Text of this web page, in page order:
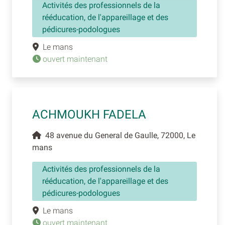
Activités des professionnels de la
rééducation, de l'appareillage et des
pédicures-podologues
Le mans
ouvert maintenant
ACHMOUKH FADELA
48 avenue du General de Gaulle, 72000, Le
mans
Activités des professionnels de la
rééducation, de l'appareillage et des
pédicures-podologues
Le mans
ouvert maintenant